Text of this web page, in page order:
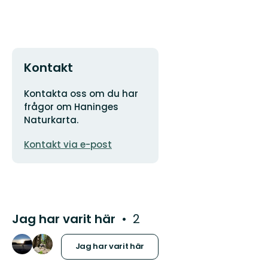
Kontakt
Adress
Kontakta oss om du har
frågor om Haninges
Naturkarta.
postadress
Kontakt via e-post
Jag har varit här 2
Jag har varit här